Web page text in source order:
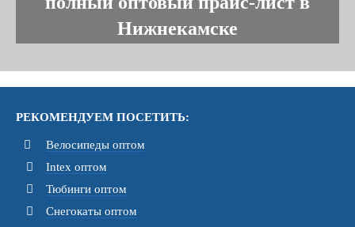
Нижнекамске
РЕКОМЕНДУЕМ ПОСЕТИТЬ:
Велосипеды оптом
Intex оптом
Тюбинги оптом
Снегокаты оптом